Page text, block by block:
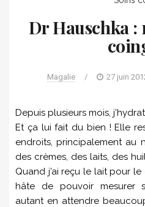
Dr Hauschka :
Magalie / 27 juin
Depuis plusieurs mois,
Et ça lui fait du bien ! Elle
endroits, principalement au
des crèmes, des laits, des
Quand j’ai reçu le lait pour le
hâte de pouvoir mesurer
autant en attendre